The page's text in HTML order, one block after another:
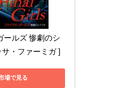
ールズ 惨劇のシ
・ファーミガ ]
場で見る